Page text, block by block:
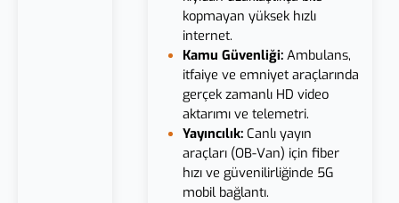
kopmayan yüksek hızlı
internet.
Kamu Güvenliği: Ambulans,
itfaiye ve emniyet araçlarında
gerçek zamanlı HD video
aktarımı ve telemetri.
Yayıncılık: Canlı yayın
araçları (OB-Van) için fiber
hızı ve güvenilirliğinde 5G
mobil bağlantı.